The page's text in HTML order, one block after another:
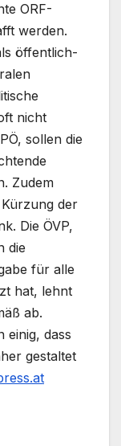
ORF-
werden.
öffentlich-
nicht
sollen die
Zudem
der
Die ÖVP,
die
für alle
hat, lehnt
ab.
einig, dass
gestaltet